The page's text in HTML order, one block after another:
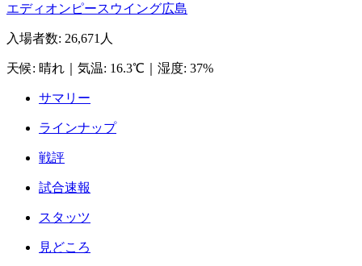
エディオンピースウイング広島
入場者数: 26,671人
天候: 晴れ 気温: 16.3℃ 湿度: 37%
サマリー
ラインナップ
戦評
試合速報
スタッツ
見どころ